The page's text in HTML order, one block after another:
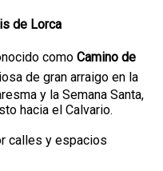
de Lorca
como Camino de
de gran arraigo en la
y la Semana Santa,
hacia el Calvario.
calles y espacios